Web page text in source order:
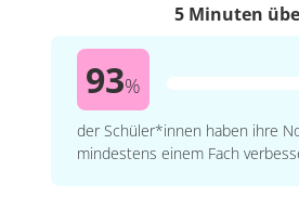
5 Minuten
93%
der Schüler*innen haben ihre
mindestens einem Fach